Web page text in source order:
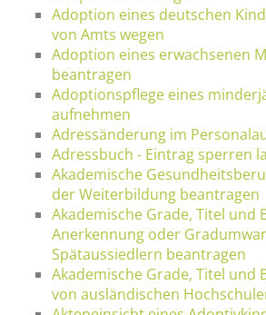
Adoption eines deutschen
von Amts wegen
Adoption eines erwachsenen
beantragen
Adoptionspflege eines
aufnehmen
Adressänderung im
Adressbuch - Eintrag sperren
Akademische
der Weiterbildung beantragen
Akademische Grade, Titel und
Anerkennung oder
Spätaussiedlern beantragen
Akademische Grade, Titel und
von ausländischen